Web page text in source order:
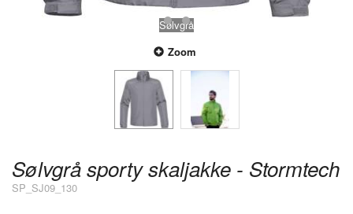
Sølvgrå
Zoom
Sølvgrå sporty skaljakke - Stormtech
SP_SJ09_130